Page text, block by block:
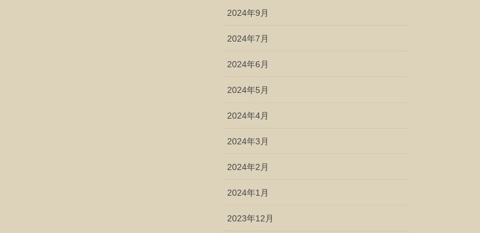
2024年9月
2024年7月
2024年6月
2024年5月
2024年4月
2024年3月
2024年2月
2024年1月
2023年12月